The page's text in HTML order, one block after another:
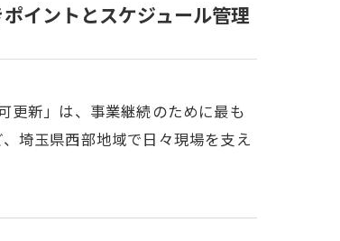
イントとスケジュール管理
更新」は、事業継続のために最も
埼玉県西部地域で日々現場を支え